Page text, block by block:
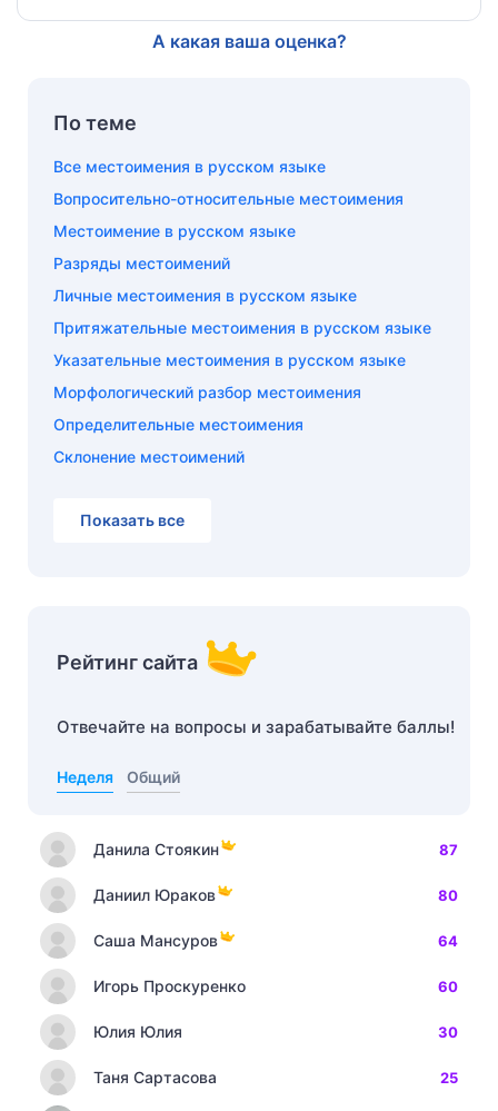
А какая ваша оценка?
По теме
Все местоимения в русском языке
Вопросительно-относительные местоимения
Местоимение в русском языке
Разряды местоимений
Личные местоимения в русском языке
Притяжательные местоимения в русском языке
Указательные местоимения в русском языке
Морфологический разбор местоимения
Определительные местоимения
Склонение местоимений
Показать все
Рейтинг сайта
Отвечайте на вопросы и зарабатывайте баллы!
Неделя Общий
Данила Стоякин 87
Даниил Юраков 80
Саша Мансуров 64
Игорь Проскуренко 60
Юлия Юлия 30
Таня Сартасова 25